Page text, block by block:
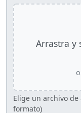
Arrastra y
Elige un archivo
formato)